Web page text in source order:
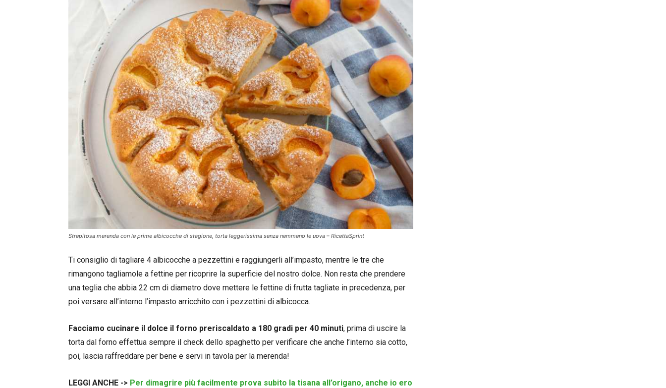
Strepitosa merenda con le prime albicocche di stagione, torta leggerissima senza nemmeno le uova – RicettaSprint
Ti consiglio di tagliare 4 albicocche a pezzettini e raggiungerli all’impasto, mentre le tre che
rimangono tagliamole a fettine per ricoprire la superficie del nostro dolce. Non resta che prendere
una teglia che abbia 22 cm di diametro dove mettere le fettine di frutta tagliate in precedenza, per
poi versare all’interno l’impasto arricchito con i pezzettini di albicocca.
Facciamo cucinare il dolce il forno preriscaldato a 180 gradi per 40 minuti, prima di uscire la
torta dal forno effettua sempre il check dello spaghetto per verificare che anche l’interno sia cotto,
poi, lascia raffreddare per bene e servi in tavola per la merenda!
LEGGI ANCHE -> Per dimagrire più facilmente prova subito la tisana all’origano, anche io ero